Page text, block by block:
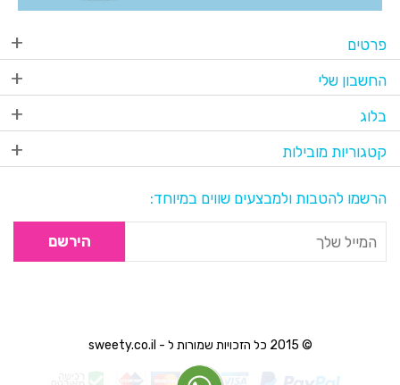
פרטים
החשבון שלי
בלוג
קטגוריות מובילות
הרשמו להטבות ולמבצעים שווים במיוחד:
הירשם
© 2015 כל הזכויות שמורות ל - sweety.co.il